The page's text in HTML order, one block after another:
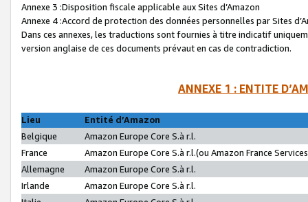
Annexe 3 :Disposition fiscale applicable aux Sites d’Amazon
Annexe 4 :Accord de protection des données personnelles par Sites
Dans ces annexes, les traductions sont fournies à titre indicatif
version anglaise de ces documents prévaut en cas de contradiction.
ANNEXE 1 : ENTITE
Lieu
Entité d’Amazon
Belgique
Amazon Europe Core S.à r.l.
France
Amazon Europe Core S.à r.l.(ou Amazon France
Allemagne
Amazon Europe Core S.à r.l.
Irlande
Amazon Europe Core S.à r.l.